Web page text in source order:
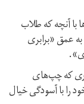
با آنچه که طلاب
عمق «برابری
که چپ‌های
را با آسودگی خیال